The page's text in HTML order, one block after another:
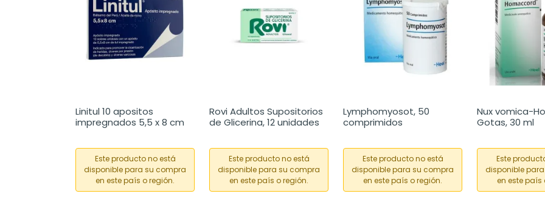
Linitul 10 apositos
impregnados 5,5 x 8 cm
Este producto no está
disponible para su compra
en este país o región.
Rovi Adultos Supositorios
de Glicerina, 12 unidades
Este producto no está
disponible para su compra
en este país o región.
Lymphomyosot, 50
comprimidos
Este producto no está
disponible para su compra
en este país o región.
Nux vomica-
Gotas, 30 ml
Este
disponible
en este país